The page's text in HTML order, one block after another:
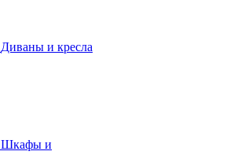
Диваны и кресла
Шкафы и